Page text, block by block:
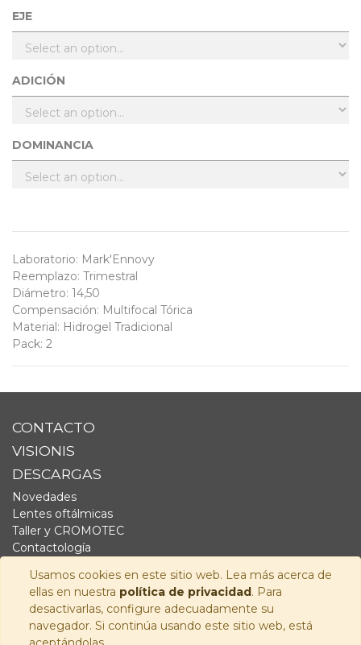
Usamos cookies en este sitio web. Lea más acerca de
ellas en nuestra política de privacidad. Para
desactivarlas, configure adecuadamente su
navegador. Si continúa usando este sitio web, está
EJE
ADICIÓN
DOMINANCIA
Laboratorio: Mark'Ennovy
Reemplazo: Trimestral
Diámetro: 14,50
Compensación: Multifocal Tórica
Material : Hidrogel Tradicional
Pack: 2
CONTACTO
VISIONIS
DESCARGAS
Novedades
Lentes oftálmicas
Taller y CROMOTEC
Contactología
Fornitura
Audiología
SÍGUENOS